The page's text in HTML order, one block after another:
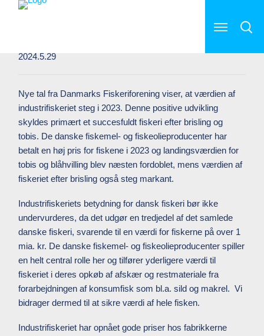
Industrifiskeriet er afgørende for
2024.5.29
Nye tal fra Danmarks Fiskeriforening viser, at værdien af
industrifiskeriet steg i 2023. Denne positive udvikling
skyldes primært et succesfuldt fiskeri efter brisling og
tobis. De danske fiskemel- og fiskeolieproducenter har
betalt en høj pris for fiskene i 2023 og landingsværdien for
tobis og blåhvilling blev næsten fordoblet, mens værdien af
fiskeriet efter brisling også steg markant.
Industrifiskeriets betydning for dansk fiskeri bør ikke
undervurderes, da det udgør en tredjedel af det samlede
danske fiskeri, svarende til en værdi for fiskerne på over 1
mia. kr. De danske fiskemel- og fiskeolieproducenter spiller
en helt central rolle her og tilfører yderligere værdi til
fiskeriet i deres opkøb af afskær og restmateriale fra
forarbejdningen af konsumfisk som bl.a. sild og makrel. Vi
bidrager dermed til at sikre værdi af hele fisken.
Industrifiskeriet har opnået gode priser hos fabrikkerne